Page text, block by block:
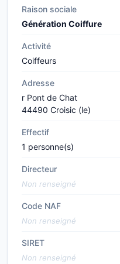
Raison sociale
Génération Coiffure
Activité
Coiffeurs
Adresse
r Pont de Chat
44490 Croisic (le)
Effectif
1 personne(s)
Directeur
Non renseigné
Code NAF
Non renseigné
SIRET
Non renseigné